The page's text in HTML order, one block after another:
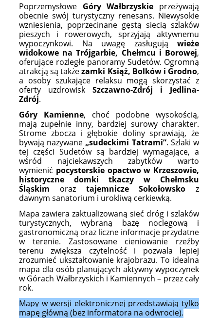
Poprzemysłowe Góry Wałbrzyskie przeżywają
obecnie swój turystyczny renesans. Niewysokie
wzniesienia, poprzecinane gęstą siecią szlaków
pieszych i rowerowych, sprzyjają aktywnemu
wypoczynkowi. Na uwagę zasługują wieże
widokowe na Trójgarbie, Chełmcu i Borowej,
oferujące rozległe panoramy Sudetów. Ogromną
atrakcją są takżezamki Książ, Bolków i Grodno,
a osoby szukające relaksu mogą skorzystać z
oferty uzdrowisk Szczawno-Zdrój i Jedlina-
Zdrój.
Góry Kamienne, choć podobne wysokością,
mają zupełnie inny, bardziej surowy charakter.
Strome zbocza i głębokie doliny sprawiają, że
bywają nazywane „sudeckimi Tatrami”. Szlaki w
tej części Sudetów są bardziej wymagające, a
wśród najciekawszych zabytków warto
wymienić pocysterskie opactwo w Krzeszowie,
historyczne domki tkaczy w Chełmsku
Śląskim oraztajemnicze Sokołowsko z
dawnym sanatorium i urokliwą cerkiewką.
Mapa zawiera zaktualizowaną sieć dróg i szlaków
turystycznych, wybraną bazę noclegową i
gastronomiczną oraz liczne informacje przydatne
w terenie. Zastosowane cieniowanie rzeźby
terenu zwiększa czytelność i pozwala lepiej
zrozumieć ukształtowanie krajobrazu. To idealna
mapa dla osób planujących aktywny wypoczynek
w Górach Wałbrzyskich i Kamiennych – przez cały
rok.
Mapy w wersji elektronicznej przedstawiają tylko
mapę główną (bez informatora na odwrocie).